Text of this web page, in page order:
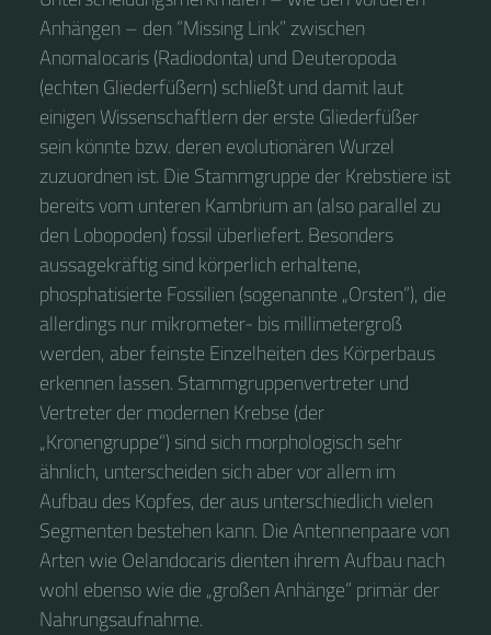
Anhängen – den “Missing Link” zwischen
Anomalocaris (Radiodonta) und Deuteropoda
(echten Gliederfüßern) schließt und damit laut
einigen Wissenschaftlern der erste Gliederfüßer
sein könnte bzw. deren evolutionären Wurzel
zuzuordnen ist. Die Stammgruppe der Krebstiere ist
bereits vom unteren Kambrium an (also parallel zu
den Lobopoden) fossil überliefert. Besonders
aussagekräftig sind körperlich erhaltene,
phosphatisierte Fossilien (sogenannte „Orsten“), die
allerdings nur mikrometer- bis millimetergroß
werden, aber feinste Einzelheiten des Körperbaus
erkennen lassen. Stammgruppenvertreter und
Vertreter der modernen Krebse (der
„Kronengruppe“) sind sich morphologisch sehr
ähnlich, unterscheiden sich aber vor allem im
Aufbau des Kopfes, der aus unterschiedlich vielen
Segmenten bestehen kann. Die Antennenpaare von
Arten wie Oelandocaris dienten ihrem Aufbau nach
wohl ebenso wie die „großen Anhänge“ primär der
Nahrungsaufnahme.